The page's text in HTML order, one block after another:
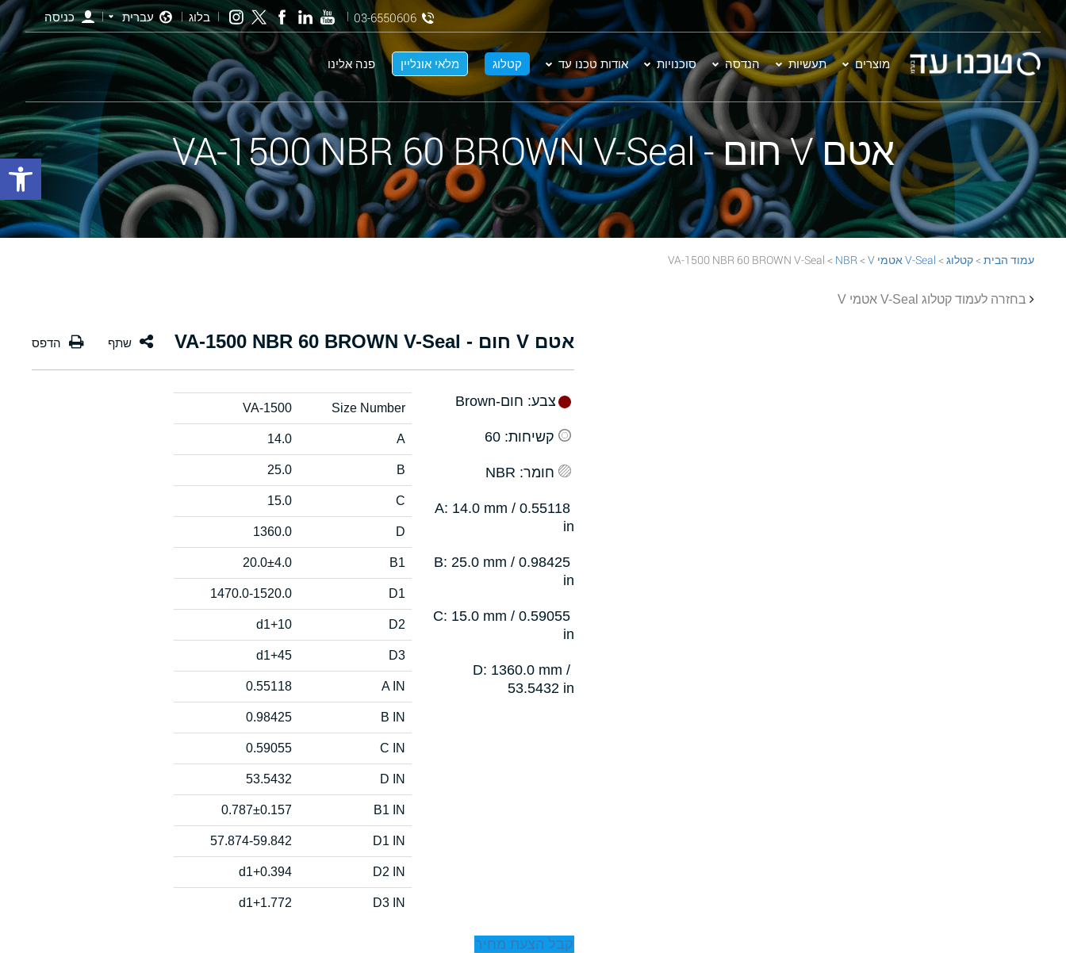
מוצרים תעשיות הנדסה סוכנויות אודות טכנו עד קטלוג מלאי אונליין פנה אלינו
03-6550606 בלוג עברית כניסה
אטם V חום - VA-1500 NBR 60 BROWN V-Seal
עמוד הבית >קטלוג > V-Seal אטמי V >
NBR
> VA-1500 NBR 60 BROWN V-Seal
בחזרה לעמוד קטלוג V-Seal אטמי V
אטם V חום - VA-1500 NBR 60 BROWN V-Seal
Size Number
VA-1500
A
14.0
B
25.0
C
15.0
D
1360.0
B1
20.0±4.0
D1
1470.0-1520.0
D2
d1+10
D3
d1+45
A IN
0.55118
B IN
0.98425
C IN
0.59055
D IN
53.5432
B1 IN
0.787±0.157
D1 IN
57.874-59.842
D2 IN
d1+0.394
D3 IN
d1+1.772
צבע: חום-Brown
קשיחות: 60
חומר: NBR
: 14.0 mm / 0.55118
in
: 25.0 mm / 0.98425
in
: 15.0 mm / 0.59055
in
: 1360.0 mm /
53.5432 in
קבל הצעת מחיר
פתח